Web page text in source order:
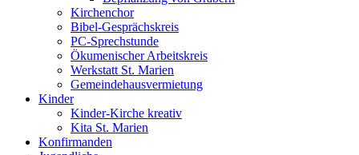
Kirchenchor
Bibel-Gesprächskreis
PC-Sprechstunde
Ökumenischer Arbeitskreis
Werkstatt St. Marien
Gemeindehausvermietung
Kinder
Kinder-Kirche kreativ
Kita St. Marien
Konfirmanden